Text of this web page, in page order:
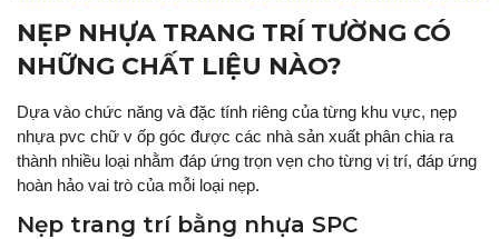
NẸP NHỰA TRANG TRÍ TƯỜNG CÓ
NHỮNG CHẤT LIỆU NÀO?
Dựa vào chức năng và đặc tính riêng của từng khu vực, nẹp
nhựa pvc chữ v ốp góc được các nhà sản xuất phân chia ra
thành nhiều loại nhằm đáp ứng trọn vẹn cho từng vị trí, đáp ứng
hoàn hảo vai trò của mỗi loại nẹp.
Nẹp trang trí bằng nhựa SPC